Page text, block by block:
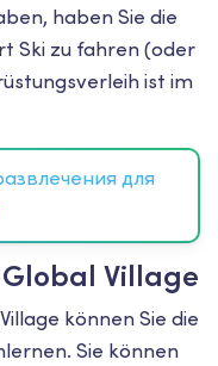
haben Sie die
Ski zu fahren (oder
ist im
для
Village
können Sie die
Sie können